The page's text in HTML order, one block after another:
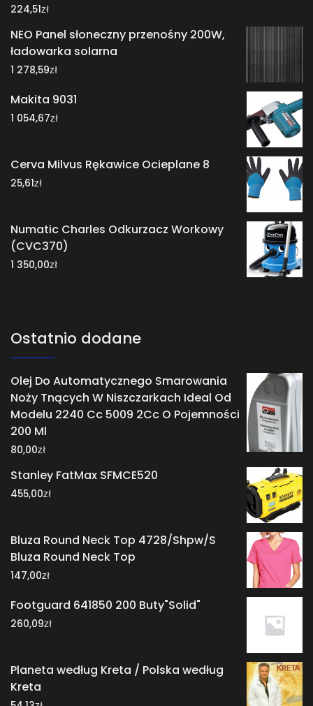
224,51zł
NEO Panel słoneczny przenośny 200W,
ładowarka solarna
1 278,59zł
Makita 9031
1 054,67zł
Cerva Milvus Rękawice Ocieplane 8
25,61zł
Numatic Charles Odkurzacz Workowy
(CVC370)
1 350,00zł
Ostatnio dodane
Olej Do Automatycznego Smarowania
Noży Tnących W Niszczarkach Ideal Od
Modelu 2240 Cc 5009 2Cc O Pojemności
200 Ml
80,00zł
Stanley FatMax SFMCE520
455,00zł
Bluza Round Neck Top 4728/Shpw/S
Bluza Round Neck Top
147,00zł
Footguard 641850 200 Buty"Solid"
260,09zł
Planeta według Kreta / Polska według
Kreta